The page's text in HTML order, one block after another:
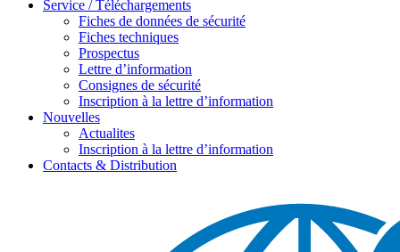
Service / Téléchargements
Fiches de données de sécurité
Fiches techniques
Prospectus
Lettre d’information
Consignes de sécurité
Inscription à la lettre d’information
Nouvelles
Actualites
Inscription à la lettre d’information
Contacts & Distribution